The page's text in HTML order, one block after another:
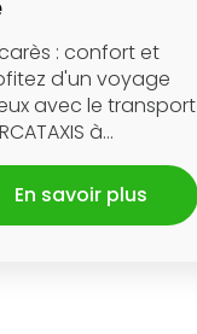
: confort et
d'un voyage
avec le transport
à...
En savoir plus